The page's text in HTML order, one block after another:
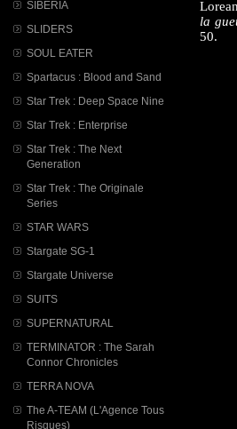
SIBERIA
SLIDERS
SOUL EATER
Spartacus : Blood and Sand
Star Trek : Deep Space Nine
Star Trek : Enterprise
Star Trek : The Next
Generation
Star Trek : The Originale
Series
STAR WARS
Stargate SG-1
Stargate Universe
SUITS
SUPERNATURAL
TERMINATOR : The Sarah
Connor Chronicles
TERRA NOVA
The A-TEAM (L'Agence Tous
Risques)
la
50.